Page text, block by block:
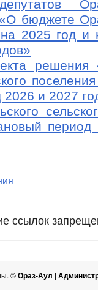
бюджете
на 2025 год и
и 2027
период
ссылок
©Ораз-Аул |